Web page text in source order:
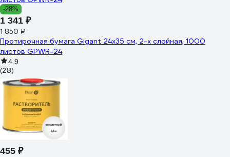
-28%
1 341 ₽
1 850 ₽
Протирочная бумага Gigant 24x35 см, 2-х слойная, 1000
листов GPWR-24
4.9
(28)
455 ₽